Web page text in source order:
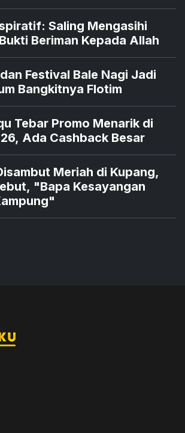
Saling Mengasihi
Beriman Kepada Allah
Festival Bale Nagi Jadi
Bangkitnya Flotim
Tebar Promo Menarik di
Ada Cashback Besar
Meriah di Kupang,